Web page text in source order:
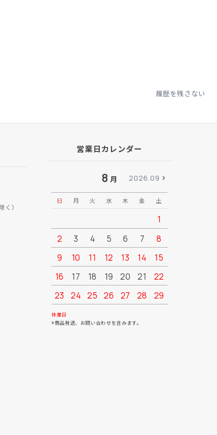
履歴を残さない
く）
営業日カレンダー
8 月 2026.09
日 月 火 水 木 金 土
1
2
3 4 5 6 7
8
9
10 11 12 13 14
15
16
17 18 19 20 21
22
23
24 25 26 27 28
29
30
休業日
※商品発送、お問い合わせを含みます。